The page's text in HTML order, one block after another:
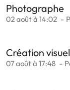
Photographe
02 août à 14:02
Création
07 août à 17:48